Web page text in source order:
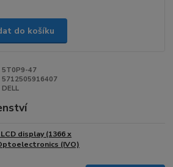
do košíku
5T0P9-47
5712505916407
DELL
display (1366 x
(IVO)